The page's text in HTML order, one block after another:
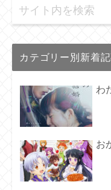
カテゴリー別新着
わ
お